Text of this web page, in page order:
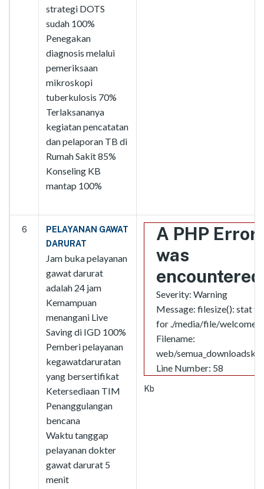
strategi DOTS
sudah 100%
Penegakan
diagnosis melalui
pemeriksaan
mikroskopi
tuberkulosis 70%
Terlaksananya
kegiatan pencatatan
dan pelaporan TB di
Rumah Sakit 85%
Konseling KB
mantap 100%
6
PELAYANAN GAWAT
DARURAT
Jam buka pelayanan
gawat darurat
adalah 24 jam
Kemampuan
menangani Live
Saving di IGD 100%
Pemberi pelayanan
kegawatdaruratan
yang bersertifikat
Ketersediaan TIM
Penanggulangan
bencana
Waktu tanggap
pelayanan dokter
gawat darurat 5
menit
A PHP Error
was
encountered
Severity: Warning
Message: filesize(): stat
for ./media/file/
Filename:
web/
Line Number: 58
Kb